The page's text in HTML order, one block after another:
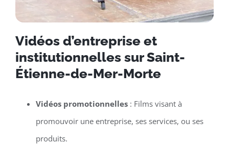
Vidéos d’entreprise et
institutionnelles sur Saint-
Étienne-de-Mer-Morte
Vidéos promotionnelles: Films visant à
promouvoir une entreprise, ses services, ou ses
produits.